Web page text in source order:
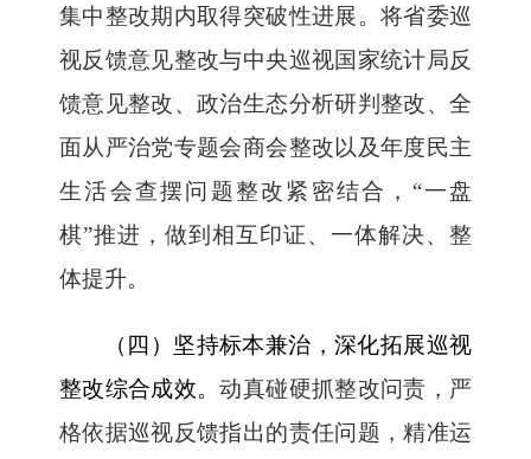
集中整改期内取得突破性进展。将省委巡
视反馈意见整改与中央巡视国家统计局反
馈意见整改、政治生态分析研判整改、全
面从严治党专题会商会整改以及年度民主
生活会查摆问题整改紧密结合，“一盘
棋”推进，做到相互印证、一体解决、整
体提升。
（四）坚持标本兼治，深化拓展巡视
整改综合成效。动真碰硬抓整改问责，严
格依据巡视反馈指出的责任问题，精准运